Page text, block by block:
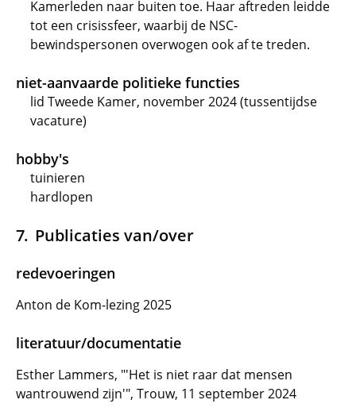
Kamerleden naar buiten toe. Haar aftreden leidde
tot een crisissfeer, waarbij de NSC-
bewindspersonen overwogen ook af te treden.
niet-aanvaarde politieke functies
lid Tweede Kamer, november 2024 (tussentijdse
vacature)
hobby's
tuinieren
hardlopen
Publicaties van/over
redevoeringen
Anton de Kom-lezing 2025
literatuur/documentatie
Esther Lammers, "'Het is niet raar dat mensen
wantrouwend zijn'", Trouw, 11 september 2024